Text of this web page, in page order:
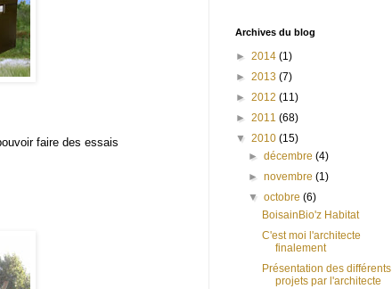
faire des essais
Archives du blog
► 2014 (1)
► 2013 (7)
► 2012 (11)
► 2011 (68)
▼ 2010 (15)
►décembre(4)
►novembre(1)
▼octobre(6)
BoisainBio'z Habitat
C'est moi l'architecte
finalement
Présentation des différents
projets par l'architecte